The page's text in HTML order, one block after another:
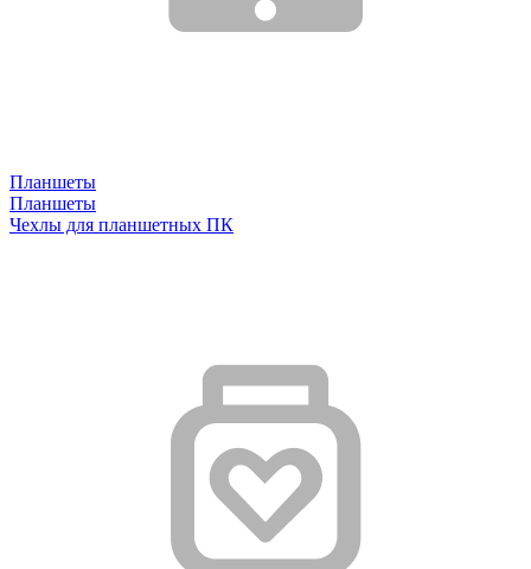
Планшеты
Планшеты
Чехлы для планшетных ПК